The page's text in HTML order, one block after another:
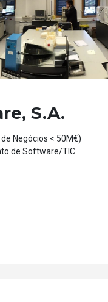
S.A.
Negócios < 50M€)
de Software/TIC